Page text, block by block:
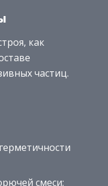
как
частиц.
смеси;